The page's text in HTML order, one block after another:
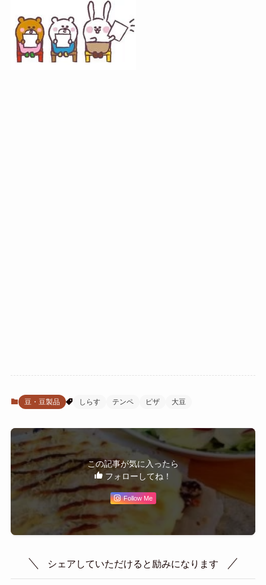
豆・豆製品 しらす テンペ ピザ 大豆
この記事が気に入ったら
フォローしてね！
Follow Me
シェアしていただけると励みになります